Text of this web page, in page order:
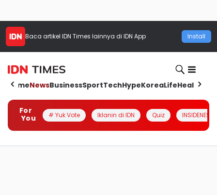
Baca artikel IDN Times lainnya di IDN App Install
HomeNewsBusinessSportTechHypeKoreaLifeHealth
For
You
# Yuk Vote Iklanin di IDN Quiz INSIDENESIA